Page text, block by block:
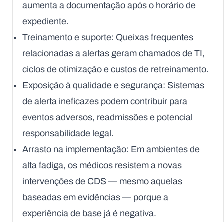
aumenta a documentação após o horário de
expediente.
Treinamento e suporte: Queixas frequentes
relacionadas a alertas geram chamados de TI,
ciclos de otimização e custos de retreinamento.
Exposição à qualidade e segurança: Sistemas
de alerta ineficazes podem contribuir para
eventos adversos, readmissões e potencial
responsabilidade legal.
Arrasto na implementação: Em ambientes de
alta fadiga, os médicos resistem a novas
intervenções de CDS — mesmo aquelas
baseadas em evidências — porque a
experiência de base já é negativa.